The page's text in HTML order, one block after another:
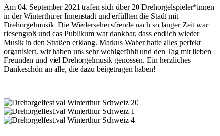
Am 04. September 2021 trafen sich über 20 Drehorgelspieler*innen
in der Winterthurer Innenstadt und erfüllten die Stadt mit
Drehorgelmusik. Die Wiedersehensfreude nach so langer Zeit war
riesengroß und das Publikum war dankbar, dass endlich wieder
Musik in den Straßen erklang. Markus Waber hatte alles perfekt
organisiert, wir haben uns sehr wohlgefühlt und den Tag mit lieben
Freunden und viel Drehorgelmusik genossen. Ein herzliches
Dankeschön an alle, die dazu beigetragen haben!